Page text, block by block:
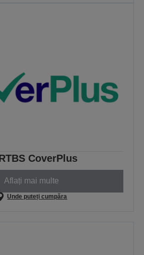
CoverPlus
Aflați mai multe
Unde puteți cumpăra